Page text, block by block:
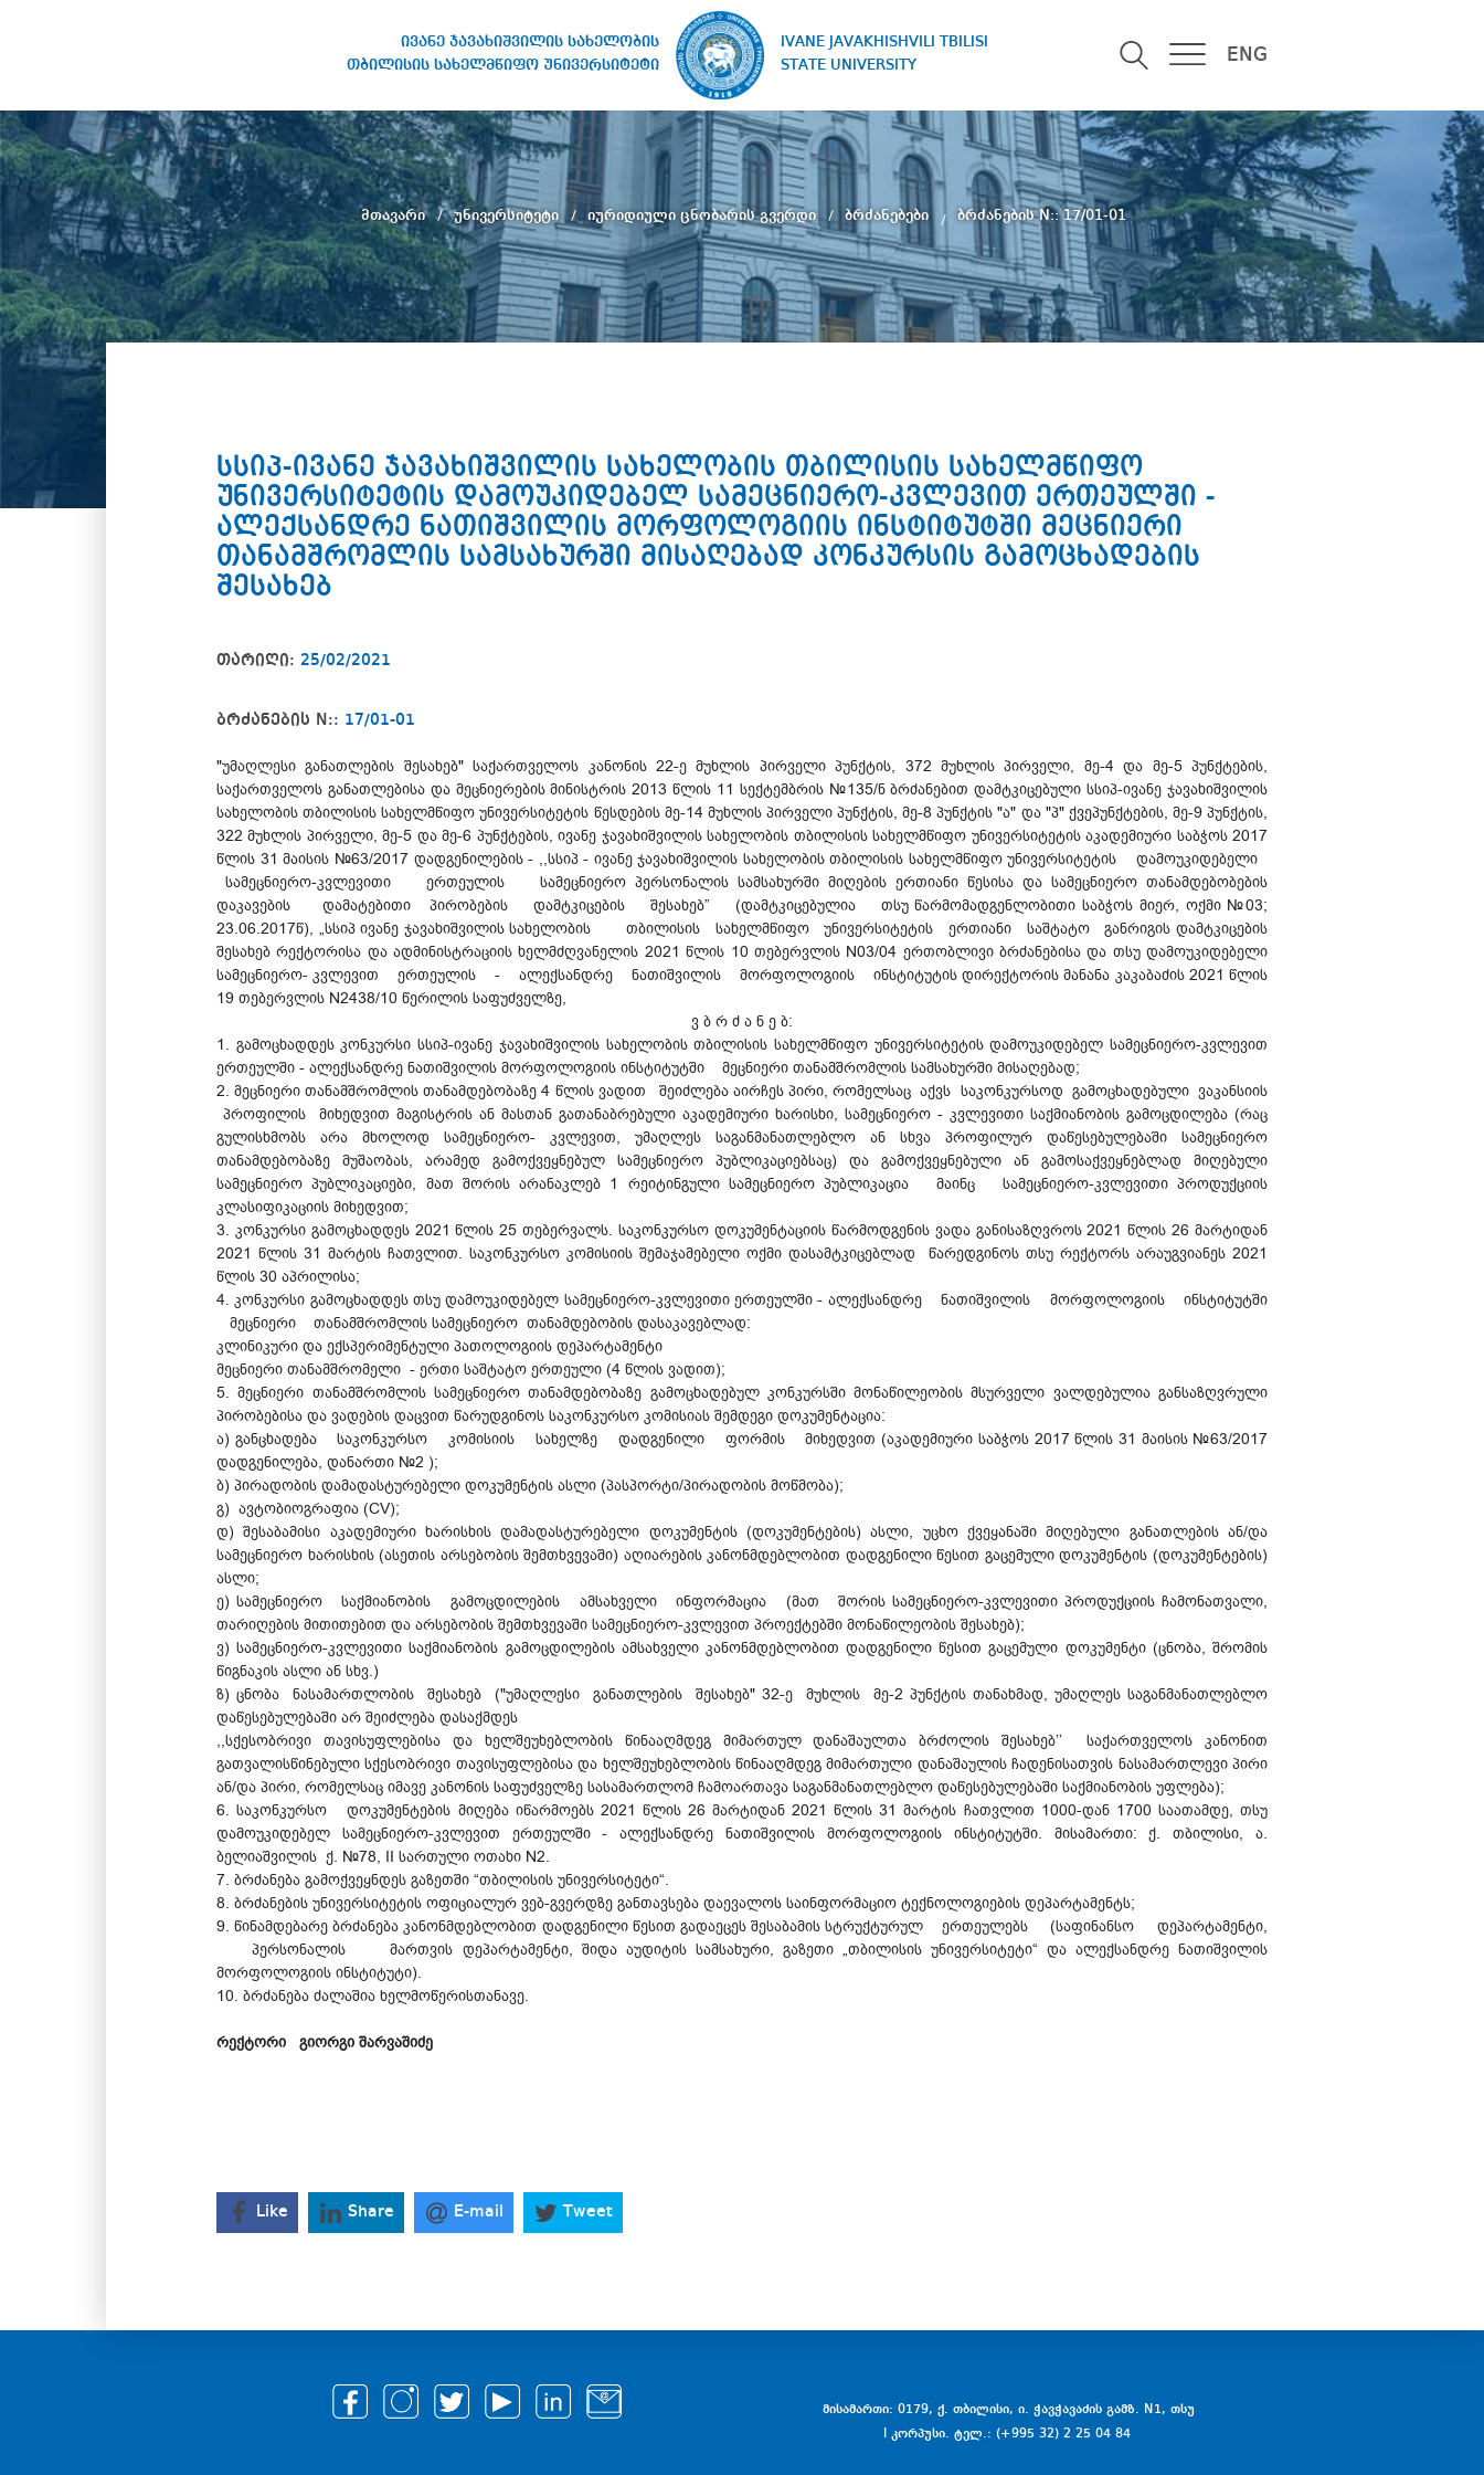
ივანე ჯავახიშვილის სახელობის
თბილისის სახელმწიფო უნივერსიტეტი
IVANE JAVAKHISHVILI TBILISI
STATE UNIVERSITY
ENG
სახელობის თბილისის
სახელმწიფო უნივერსიტეტი
მთავარი უნივერსიტეტი იურიდიული ცნობარის გვერდი ბრძანებები ბრძანების N:: 17/01-01
სსიპ-ივანე ჯავახიშვილის სახელობის თბილისის სახელმწიფო
უნივერსიტეტის დამოუკიდებელ სამეცნიერო-კვლევით ერთეულში -
ალექსანდრე ნათიშვილის მორფოლოგიის ინსტიტუტში მეცნიერი
თანამშრომლის სამსახურში მისაღებად კონკურსის გამოცხადების
შესახებ
თარიღი: 25/02/2021
ბრძანების N:: 17/01-01
"უმაღლესი განათლების შესახებ" საქართველოს კანონის 22-ე მუხლის პირველი პუნქტის, 372 მუხლის პირველი, მე-4 და მე-5 პუნქტების,
საქართველოს განათლებისა და მეცნიერების მინისტრის 2013 წლის 11 სექტემბრის №135/ნ ბრძანებით დამტკიცებული სსიპ-ივანე ჯავახიშვილის
სახელობის თბილისის სახელმწიფო უნივერსიტეტის წესდების მე-14 მუხლის პირველი პუნქტის, მე-8 პუნქტის "ა" და "პ" ქვეპუნქტების, მე-9 პუნქტის,
322 მუხლის პირველი, მე-5 და მე-6 პუნქტების, ივანე ჯავახიშვილის სახელობის თბილისის სახელმწიფო უნივერსიტეტის აკადემიური საბჭოს 2017
წლის 31 მაისის №63/2017 დადგენილების - ,,სსიპ - ივანე ჯავახიშვილის სახელობის თბილისის სახელმწიფო უნივერსიტეტის დამოუკიდებელი
სამეცნიერო-კვლევითი ერთეულის სამეცნიერო პერსონალის სამსახურში მიღების ერთიანი წესისა და სამეცნიერო თანამდებობების
დაკავების დამატებითი პირობების დამტკიცების შესახებ” (დამტკიცებულია თსუ წარმომადგენლობითი საბჭოს მიერ, ოქმი №03;
23.06.2017წ), „სსიპ ივანე ჯავახიშვილის სახელობის თბილისის სახელმწიფო უნივერსიტეტის ერთიანი საშტატო განრიგის დამტკიცების
შესახებ რექტორისა და ადმინისტრაციის ხელმძღვანელის 2021 წლის 10 თებერვლის N03/04 ერთობლივი ბრძანებისა და თსუ დამოუკიდებელი
სამეცნიერო- კვლევით ერთეულის - ალექსანდრე ნათიშვილის მორფოლოგიის ინსტიტუტის დირექტორის მანანა კაკაბაძის 2021 წლის
19 თებერვლის N2438/10 წერილის საფუძველზე,
ვ ბ რ ძ ა ნ ე ბ:
1. გამოცხადდეს კონკურსი სსიპ-ივანე ჯავახიშვილის სახელობის თბილისის სახელმწიფო უნივერსიტეტის დამოუკიდებელ სამეცნიერო-კვლევით
ერთეულში - ალექსანდრე ნათიშვილის მორფოლოგიის ინსტიტუტში მეცნიერი თანამშრომლის სამსახურში მისაღებად;
2. მეცნიერი თანამშრომლის თანამდებობაზე 4 წლის ვადით შეიძლება აირჩეს პირი, რომელსაც აქვს საკონკურსოდ გამოცხადებული ვაკანსიის
პროფილის მიხედვით მაგისტრის ან მასთან გათანაბრებული აკადემიური ხარისხი, სამეცნიერო - კვლევითი საქმიანობის გამოცდილება (რაც
გულისხმობს არა მხოლოდ სამეცნიერო- კვლევით, უმაღლეს საგანმანათლებლო ან სხვა პროფილურ დაწესებულებაში სამეცნიერო
თანამდებობაზე მუშაობას, არამედ გამოქვეყნებულ სამეცნიერო პუბლიკაციებსაც) და გამოქვეყნებული ან გამოსაქვეყნებლად მიღებული
სამეცნიერო პუბლიკაციები, მათ შორის არანაკლებ 1 რეიტინგული სამეცნიერო პუბლიკაცია მაინც სამეცნიერო-კვლევითი პროდუქციის
კლასიფიკაციის მიხედვით;
3. კონკურსი გამოცხადდეს 2021 წლის 25 თებერვალს. საკონკურსო დოკუმენტაციის წარმოდგენის ვადა განისაზღვროს 2021 წლის 26 მარტიდან
2021 წლის 31 მარტის ჩათვლით. საკონკურსო კომისიის შემაჯამებელი ოქმი დასამტკიცებლად წარედგინოს თსუ რექტორს არაუგვიანეს 2021
წლის 30 აპრილისა;
4. კონკურსი გამოცხადდეს თსუ დამოუკიდებელ სამეცნიერო-კვლევითი ერთეულში - ალექსანდრე ნათიშვილის მორფოლოგიის ინსტიტუტში
მეცნიერი თანამშრომლის სამეცნიერო თანამდებობის დასაკავებლად:
კლინიკური და ექსპერიმენტული პათოლოგიის დეპარტამენტი
მეცნიერი თანამშრომელი - ერთი საშტატო ერთეული (4 წლის ვადით);
5. მეცნიერი თანამშრომლის სამეცნიერო თანამდებობაზე გამოცხადებულ კონკურსში მონაწილეობის მსურველი ვალდებულია განსაზღვრული
პირობებისა და ვადების დაცვით წარუდგინოს საკონკურსო კომისიას შემდეგი დოკუმენტაცია:
ა) განცხადება საკონკურსო კომისიის სახელზე დადგენილი ფორმის მიხედვით (აკადემიური საბჭოს 2017 წლის 31 მაისის №63/2017
დადგენილება, დანართი №2 );
ბ) პირადობის დამადასტურებელი დოკუმენტის ასლი (პასპორტი/პირადობის მოწმობა);
გ) ავტობიოგრაფია (CV);
დ) შესაბამისი აკადემიური ხარისხის დამადასტურებელი დოკუმენტის (დოკუმენტების) ასლი, უცხო ქვეყანაში მიღებული განათლების ან/და
სამეცნიერო ხარისხის (ასეთის არსებობის შემთხვევაში) აღიარების კანონმდებლობით დადგენილი წესით გაცემული დოკუმენტის (დოკუმენტების)
ასლი;
ე) სამეცნიერო საქმიანობის გამოცდილების ამსახველი ინფორმაცია (მათ შორის სამეცნიერო-კვლევითი პროდუქციის ჩამონათვალი,
თარიღების მითითებით და არსებობის შემთხვევაში სამეცნიერო-კვლევით პროექტებში მონაწილეობის შესახებ);
ვ) სამეცნიერო-კვლევითი საქმიანობის გამოცდილების ამსახველი კანონმდებლობით დადგენილი წესით გაცემული დოკუმენტი (ცნობა, შრომის
წიგნაკის ასლი ან სხვ.)
ზ) ცნობა ნასამართლობის შესახებ ("უმაღლესი განათლების შესახებ" 32-ე მუხლის მე-2 პუნქტის თანახმად, უმაღლეს საგანმანათლებლო
დაწესებულებაში არ შეიძლება დასაქმდეს
,,სქესობრივი თავისუფლებისა და ხელშეუხებლობის წინააღმდეგ მიმართულ დანაშაულთა ბრძოლის შესახებ’’ საქართველოს კანონით
გათვალისწინებული სქესობრივი თავისუფლებისა და ხელშეუხებლობის წინააღმდეგ მიმართული დანაშაულის ჩადენისათვის ნასამართლევი პირი
ან/და პირი, რომელსაც იმავე კანონის საფუძველზე სასამართლომ ჩამოართავა საგანმანათლებლო დაწესებულებაში საქმიანობის უფლება);
6. საკონკურსო დოკუმენტების მიღება იწარმოებს 2021 წლის 26 მარტიდან 2021 წლის 31 მარტის ჩათვლით 1000-დან 1700 საათამდე, თსუ
დამოუკიდებელ სამეცნიერო-კვლევით ერთეულში - ალექსანდრე ნათიშვილის მორფოლოგიის ინსტიტუტში. მისამართი: ქ. თბილისი, ა.
ბელიაშვილის ქ. №78, II სართული ოთახი N2.
7. ბრძანება გამოქვეყნდეს გაზეთში “თბილისის უნივერსიტეტი“.
8. ბრძანების უნივერსიტეტის ოფიციალურ ვებ-გვერდზე განთავსება დაევალოს საინფორმაციო ტექნოლოგიების დეპარტამენტს;
9. წინამდებარე ბრძანება კანონმდებლობით დადგენილი წესით გადაეცეს შესაბამის სტრუქტურულ ერთეულებს (საფინანსო დეპარტამენტი,
პერსონალის მართვის დეპარტამენტი, შიდა აუდიტის სამსახური, გაზეთი „თბილისის უნივერსიტეტი“ და ალექსანდრე ნათიშვილის
მორფოლოგიის ინსტიტუტი).
10. ბრძანება ძალაშია ხელმოწერისთანავე.
რექტორი გიორგი შარვაშიძე
Like Share E-mail Tweet
მისამართი: 0179, ქ. თბილისი, ი. ჭავჭავაძის გამზ. N1, თსუ
I კორპუსი. ტელ.: (+995 32) 2 25 04 84